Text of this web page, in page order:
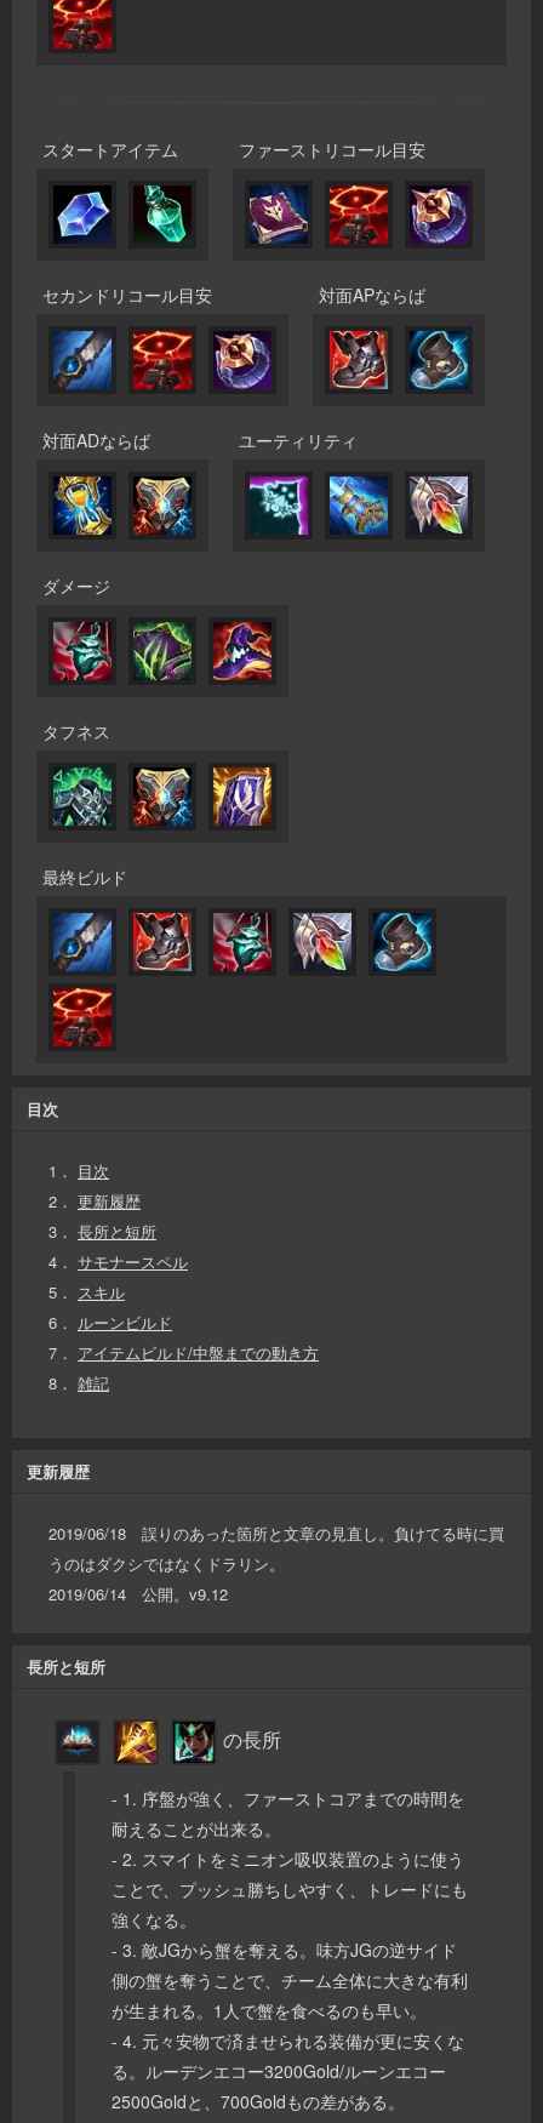
スタートアイテム ファーストリコール目安
セカンドリコール目安 対面APならば
対面ADならば ユーティリティ
ダメージ
タフネス
最終ビルド
目次
1． 目次
2． 更新履歴
3． 長所と短所
4． サモナースペル
5． スキル
6． ルーンビルド
7． アイテムビルド/中盤までの動き方
8． 雑記
更新履歴
2019/06/18 誤りのあった箇所と文章の見直し。負けてる時に買
うのはダクシではなくドラリン。
2019/06/14 公開。v9.12
長所と短所
の長所
- 1. 序盤が強く、ファーストコアまでの時間を
耐えることが出来る。
- 2. スマイトをミニオン吸収装置のように使う
ことで、プッシュ勝ちしやすく、トレードにも
強くなる。
- 3. 敵JGから蟹を奪える。味方JGの逆サイド
側の蟹を奪うことで、チーム全体に大きな有利
が生まれる。1人で蟹を食べるのも早い。
- 4. 元々安物で済ませられる装備が更に安くな
る。ルーデンエコー3200Gold/ルーンエコー
2500Goldと、700Goldもの差がある。